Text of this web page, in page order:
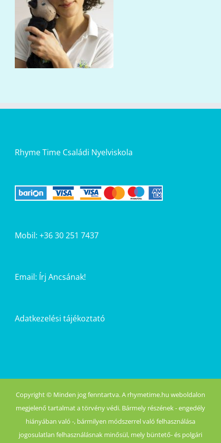
Rhyme Time Családi Nyelviskola
Mobil: +36 30 251 7437
Email: Írj Ancsának!
Adatkezelési tájékoztató
Copyright © Minden jog fenntartva. A rhymetime.hu weboldalon
megjelenő tartalmat a törvény védi. Bármely részének - engedély
hiányában való -, bármilyen módszerrel való felhasználása
jogosulatlan felhasználásnak minősül, mely büntető- és polgári